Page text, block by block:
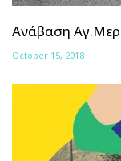
Ανάβαση
October 15, 2018